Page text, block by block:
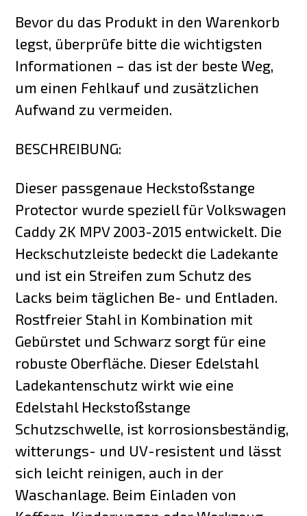
Bevor du das Produkt in den Warenkorb
legst, überprüfe bitte die wichtigsten
Informationen – das ist der beste Weg,
um einen Fehlkauf und zusätzlichen
Aufwand zu vermeiden.
BESCHREIBUNG:
Dieser passgenaue Heckstoßstange
Protector wurde speziell für Volkswagen
Caddy 2K MPV 2003-2015 entwickelt. Die
Heckschutzleiste bedeckt die Ladekante
und ist ein Streifen zum Schutz des
Lacks beim täglichen Be- und Entladen.
Rostfreier Stahl in Kombination mit
Gebürstet und Schwarz sorgt für eine
robuste Oberfläche. Dieser Edelstahl
Ladekantenschutz wirkt wie eine
Edelstahl Heckstoßstange
Schutzschwelle, ist korrosionsbeständig,
witterungs- und UV-resistent und lässt
sich leicht reinigen, auch in der
Waschanlage. Beim Einladen von